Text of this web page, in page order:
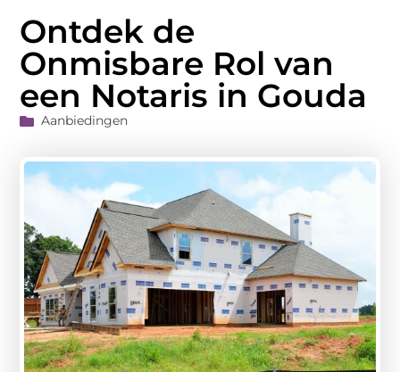
Ontdek de
Onmisbare Rol van
een Notaris in Gouda
Aanbiedingen